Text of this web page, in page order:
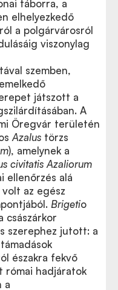
táborra, a
elhelyezkedő
a polgárvárosról
viszonylag
szemben,
játszott a
A
Öregvár területén
Azalus törzs
), amelynek a
civitatis Azaliorum
ellenőrzés alá
az egész
Brigetio
császárkor
szerephez jutott: a
északra fekvő
római hadjáratok
a